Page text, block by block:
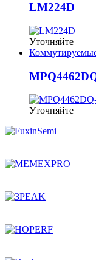
LM224D
Уточняйте
Уточняйте